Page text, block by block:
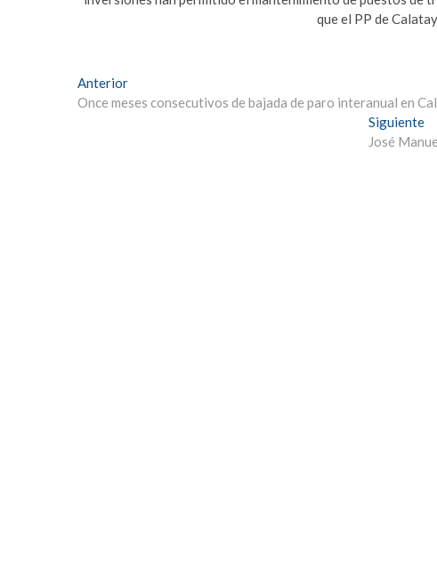
que el PP de
Navegación
de
AnteriorEntrada
anterior:
Once meses consecutivos de bajada de paro interanual en
Siguiente
José